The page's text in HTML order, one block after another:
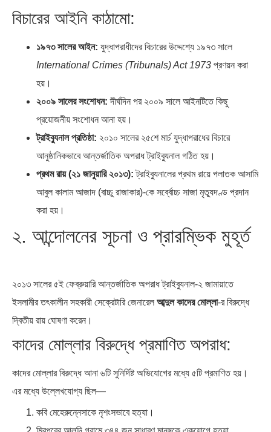
বিচারের আইনি কাঠামো:
১৯৭৩ সালের আইন: যুদ্ধাপরাধীদের বিচারের উদ্দেশ্যে ১৯৭৩ সালে
International Crimes (Tribunals) Act 1973 প্রণয়ন করা
হয়।
২০০৯ সালের সংশোধন: দীর্ঘদিন পর ২০০৯ সালে আইনটিতে কিছু
প্রয়োজনীয় সংশোধন আনা হয়।
ট্রাইব্যুনাল প্রতিষ্ঠা: ২০১০ সালের ২৫শে মার্চ যুদ্ধাপরাধের বিচারে
আনুষ্ঠানিকভাবে আন্তর্জাতিক অপরাধ ট্রাইব্যুনাল গঠিত হয়।
প্রথম রায় (২১ জানুয়ারি ২০১৩): ট্রাইব্যুনালের প্রথম রায়ে পলাতক আসামি
আবুল কালাম আজাদ (বাচ্চু রাজাকার)-কে সর্ব্বোচ্চ সাজা মৃত্যুদণ্ড প্রদান
করা হয়।
২. আন্দোলনের সূচনা ও প্রারম্ভিক মুহূর্ত
২০১৩ সালের ৫ই ফেব্রুয়ারি আন্তর্জাতিক অপরাধ ট্রাইব্যুনাল-২ জামায়াতে
ইসলামীর তৎকালীন সহকারী সেক্রেটারি জেনারেল আব্দুল কাদের মোল্লা-র বিরুদ্ধে
দ্বিতীয় রায় ঘোষণা করেন।
কাদের মোল্লার বিরুদ্ধে প্রমাণিত অপরাধ:
কাদের মোল্লার বিরুদ্ধে আনা ৬টি সুনির্দিষ্ট অভিযোগের মধ্যে ৫টি প্রমাণিত হয়।
এর মধ্যে উল্লেখযোগ্য ছিল—
কবি মেহেরুন্নেসাকে নৃশংসভাবে হত্যা।